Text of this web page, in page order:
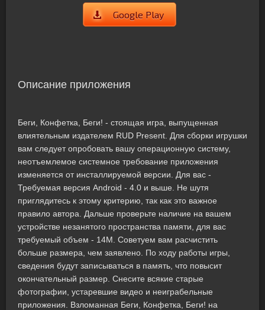
Google Play
Описание приложения
Беги, Конфетка, Беги! - стоящая игра, выпущенная
влиятельным издателем RUD Present. Для сборки игрушки
вам следует опробовать вашу операционную систему,
неотъемлемое системное требование приложения
изменяется от инсталлируемой версии. Для вас -
Требуемая версия Android - 4.0 и выше. Не шутя
приглядитесь к этому критерию, так как это важное
правило автора. Дальше проверьте наличие на вашем
устройстве незанятого пространства памяти, для вас
требуемый объем - 14M. Советуем вам расчистить
больше размера, чем заявлено. По ходу работы игры,
сведения будут записываться в память, что повысит
окончательный размер. Снесите всякие старые
фотографии, устаревшие видео и неиграбельные
приложения. Взломанная Беги, Конфетка, Беги! на